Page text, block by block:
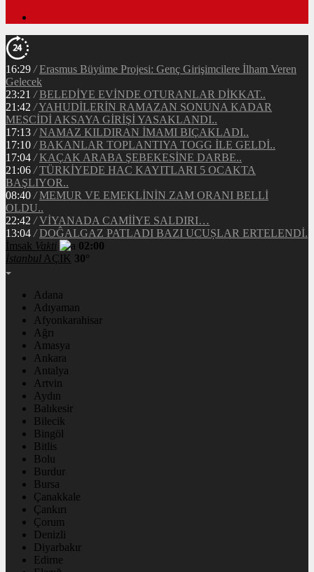
16:29 / Erasmus Büyüme Projesi: Genç Girişimcilere İlham Veren
Gelecek
23:21 / BELEDİYE EVİNDE OTURANLAR DİKKAT..
21:42 /YAHUDİLERİN RAMAZAN SONUNA KADAR
MESCİDİ AKSAYA GİRİŞİ YASAKLANDI..
17:13 / NAMAZ KILDIRAN İMAMI BIÇAKLADI..
17:10 / BAKANLAR TOPLANTIYA TOGG İLE GELDİ..
17:04 / KAÇAK ARABA ŞEBEKESİNE DARBE..
21:06 / TÜRKİYEDE HAC KAYITLARI 5 OCAKTA
BAŞLIYOR..
08:40 / MEMUR VE EMEKLİNİN ZAM ORANI BELLİ
OLDU..
22:42 / VİYANADA CAMİİYE SALDIRI…
13:04 / DOĜALGAZ PATLADI BAZI UCUṢLAR ERTELENDİ.
İmsak Vakti
02:00
İstanbul AÇIK 30°
Adana
Adıyaman
Afyonkarahisar
Ağrı
Amasya
Ankara
Antalya
Artvin
Aydın
Balıkesir
Bilecik
Bingöl
Bitlis
Bolu
Burdur
Bursa
Çanakkale
Çankırı
Çorum
Denizli
Diyarbakır
Edirne